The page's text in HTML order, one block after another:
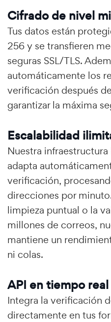
Cifrado de nivel
Tus datos están
256 y se transfieren
seguras SSL/TLS.
automáticamente los
verificación después
garantizar la máxima
Escalabilidad
Nuestra
adapta
verificación,
direcciones por
limpieza puntual o la
millones de correos,
mantiene un
ni colas.
API en tiempo real
Integra la verificación
directamente en tus